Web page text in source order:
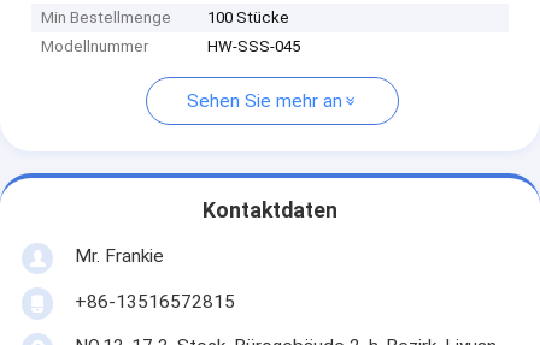
Min Bestellmenge
100 Stücke
Modellnummer
HW-SSS-045
Sehen Sie mehr an
Kontaktdaten
Mr. Frankie
+86-13516572815